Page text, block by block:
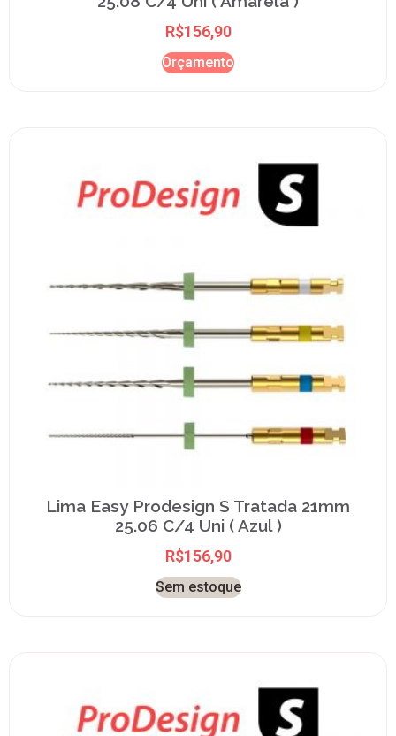
R$156,90
Orçamento
Lima Easy Prodesign S Tratada 21mm
25.06 C/4 Uni ( Azul )
R$156,90
Sem estoque